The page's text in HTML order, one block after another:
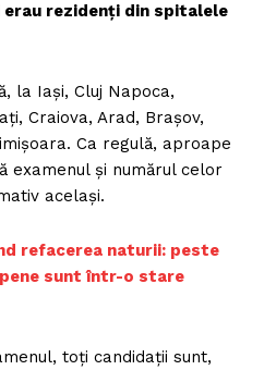
rezidenți din spitalele
la Iași, Cluj Napoca,
Craiova, Arad, Brașov,
Ca regulă, aproape
examenul și numărul celor
același.
refacerea naturii: peste
sunt într-o stare
toți candidații sunt,